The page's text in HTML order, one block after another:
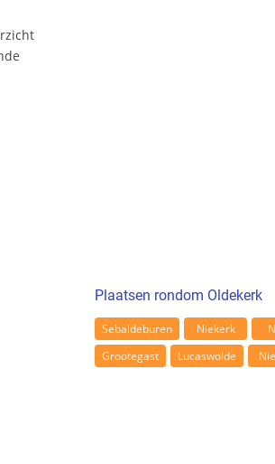
Plaatsen rondom Oldekerk
Sebaldeburen Niekerk
Grootegast
Lucaswolde